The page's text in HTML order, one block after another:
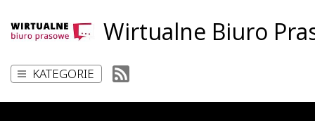
Wirtualne Biuro
KATEGORIE